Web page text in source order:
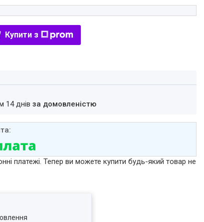
Купити з
14 днівза домовленістю
платежі. Тепер ви можете купити будь-який товар не